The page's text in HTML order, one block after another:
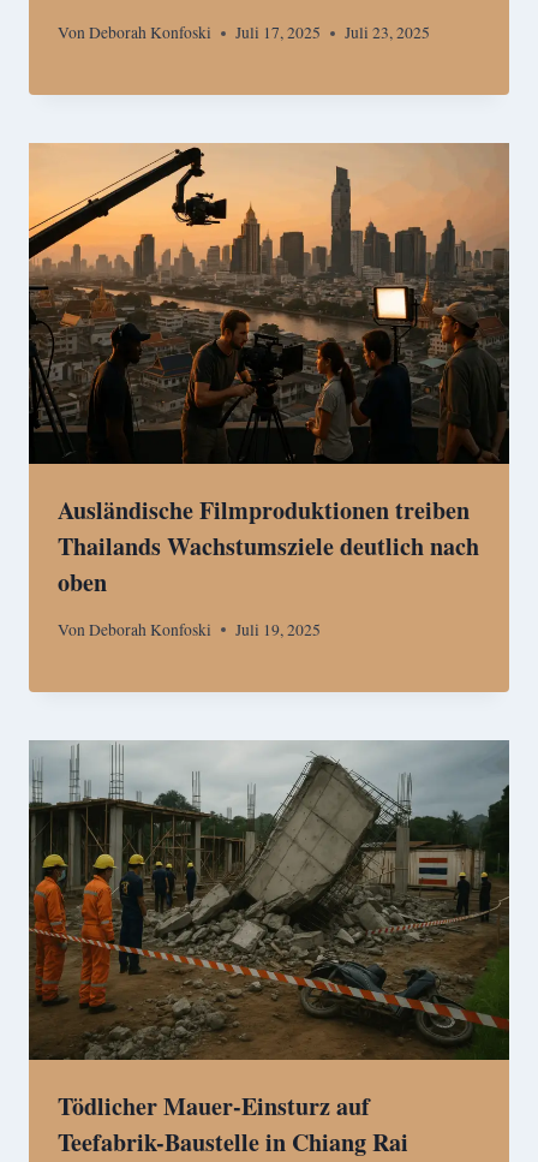
VonDeborah Konfoski Juli 17, 2025 Juli 23, 2025
Ausländische Filmproduktionen treiben
Thailands Wachstumsziele deutlich nach
oben
VonDeborah Konfoski Juli 19, 2025
Tödlicher Mauer-Einsturz auf
Teefabrik-Baustelle in Chiang Rai